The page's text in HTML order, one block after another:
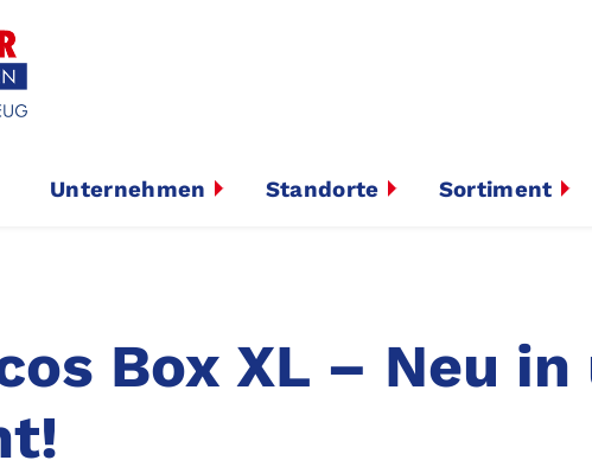
Unternehmen Standorte Sortiment
Box XL – Neu